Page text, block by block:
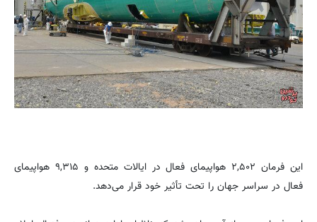
این فرمان ۲,۵۰۲ هواپیمای فعال در ایالات متحده و ۹,۳۱۵ هواپیمای
فعال در سراسر جهان را تحت تأثیر خود قرار می‌دهد.